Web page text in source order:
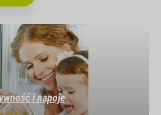
i napoje